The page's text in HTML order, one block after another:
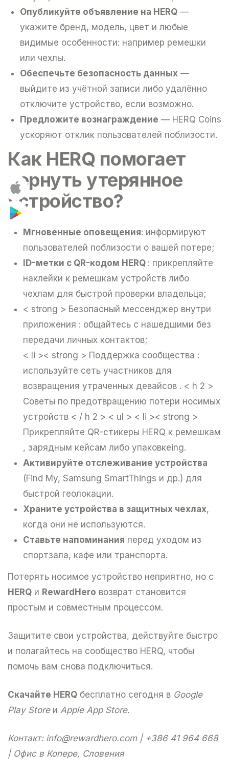
Опубликуйте объявление на HERQ —
укажите бренд, модель, цвет и любые
видимые особенности: например ремешки
или чехлы.
Обеспечьте безопасность данных —
выйдите из учётной записи либо удалённо
отключите устройство, если возможно.
Предложите вознаграждение — HERQ Coins
ускоряют отклик пользователей поблизости.
Как HERQ помогает
вернуть утерянное
устройство?
Mгновенные оповещения: информируют
пользователей поблизости о вашей потере;
ID-метки с QR-кодом HERQ : прикрепляйте
наклейки к ремешкам устройств либо
чехлам для быстрой проверки владельца;
< strong > Безопасный мессенджер внутри
приложения : общайтесь с нашедшими без
передачи личных контактов;
< li >< strong > Поддержка сообщества :
используйте сеть участников для
возвращения утраченных девайсов . < h 2 >
Советы по предотвращению потери носимых
устройств < / h 2 > < ul > < li >< strong >
Прикрепляйте QR-стикеры HERQ к ремешкам
, зарядным кейсам либо упаковкеing.
Активируйте отслеживание устройства
(Find My, Samsung SmartThings и др.) для
быстрой геолокации.
Храните устройства в защитных чехлах,
когда они не используются.
Ставьте напоминания перед уходом из
спортзала, кафе или транспорта.
Потерять носимое устройство неприятно, но с
HERQ и RewardHero возврат становится
простым и совместным процессом.
Защитите свои устройства, действуйте быстро
и полагайтесь на сообщество HERQ, чтобы
помочь вам снова подключиться.
Скачайте HERQ бесплатно сегодня в Google
Play Storeи Apple App Store.
Контакт: info@rewardhero.com| +386 41 964 668
| Офис в Копере, Словения